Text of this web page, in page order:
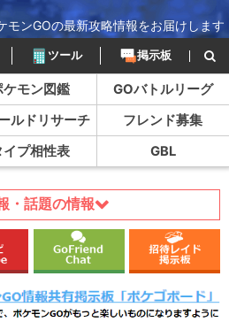
モンGOの最新攻略情報をお届けします
ツール 掲示板
ケモン図鑑
GOバトルリーグ
ルドリサーチ
フレンド募集
イプ相性表 GBL
・話題の情報